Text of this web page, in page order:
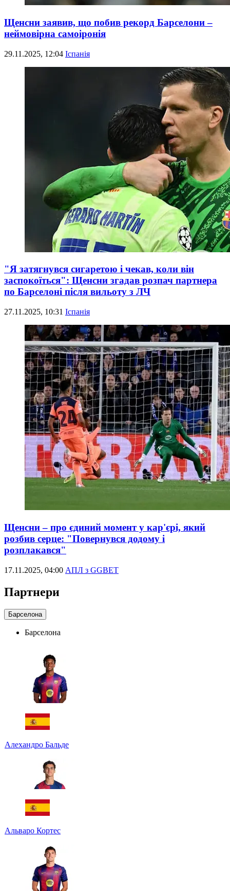
Щенсни заявив, що побив рекорд Барселони –
неймовірна самоіронія
29.11.2025, 12:04 Іспанія
"Я затягнувся сигаретою і чекав, коли він
заспокоїться": Щенсни згадав розпач партнера
по Барселоні після вильоту з ЛЧ
27.11.2025, 10:31 Іспанія
Щенсни – про єдиний момент у кар'єрі, який
розбив серце: "Повернувся додому і
розплакався"
17.11.2025, 04:00 АПЛ з GGBET
Партнери
Барселона
Барселона
Алехандро Бальде
Альваро Кортес